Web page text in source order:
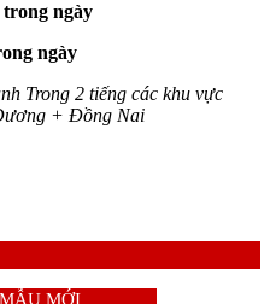
ngày
ngày
Trong 2 tiếng các khu vực
+ Đồng Nai
MỚI